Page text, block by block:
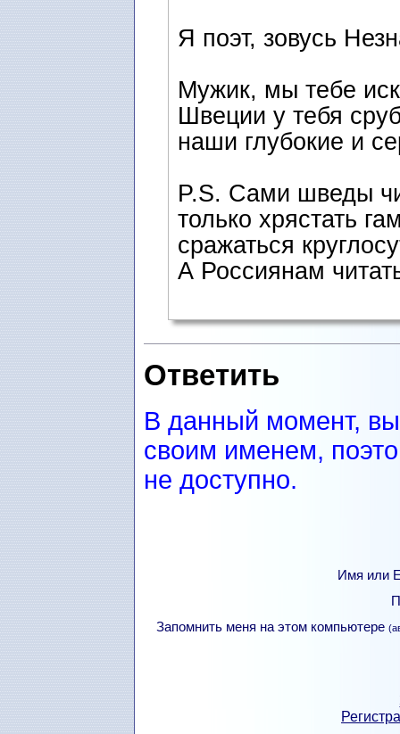
Я поэт, зoвусь
Мужик, мы тебе
Швеции у тебя
наши глубокие и
P.S. Сами шведы
только хрястать
сражаться
А Россиянам
Ответить
В данный момент,
своим именем,
не доступно.
Имя или
Запомнить меня на этом компьютере